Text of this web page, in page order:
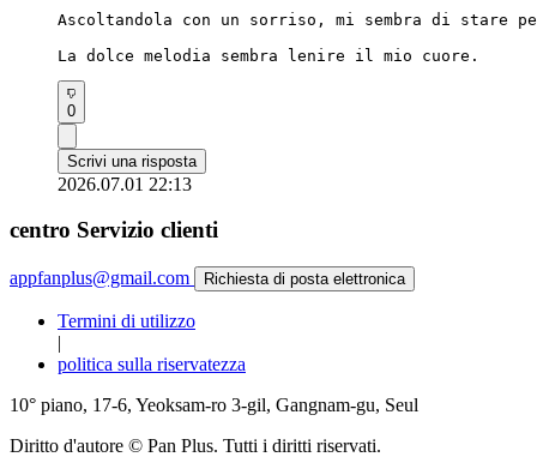
Ascoltandola con un sorriso, mi sembra di stare
La dolce melodia sembra lenire il mio cuore.
0
Scrivi una risposta
2026.07.01 22:13
centro Servizio clienti
appfanplus@gmail.com Richiesta di posta elettronica
Termini di utilizzo
|
politica sulla riservatezza
10° piano, 17-6, Yeoksam-ro 3-gil, Gangnam-gu, Seul
Diritto d'autore © Pan Plus. Tutti i diritti riservati.